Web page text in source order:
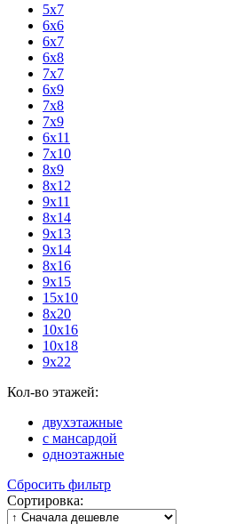
5х7
6х6
6х7
6х8
7х7
6х9
7х8
7х9
6х11
7х10
8х9
8х12
9х11
8х14
9х13
9х14
8х16
9х15
15х10
8х20
10х16
10х18
9х22
Кол-во этажей:
двухэтажные
с мансардой
одноэтажные
Сбросить фильтр
Сортировка: